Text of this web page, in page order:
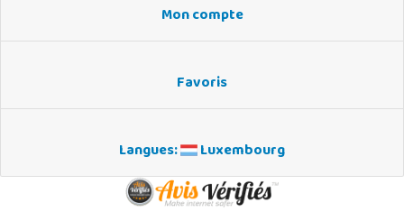
Mon compte
Favoris
Langues: Luxembourg